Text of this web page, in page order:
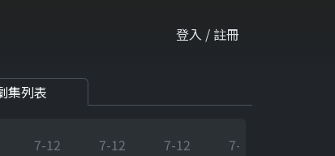
登入 / 註冊
集列表
7-12 7-12 7-12 7-12